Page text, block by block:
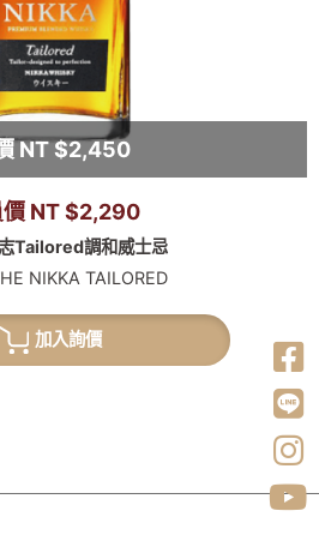
NT $2,450
價 NT $2,290
Tailored調和威士忌
NIKKA TAILORED
加入詢價